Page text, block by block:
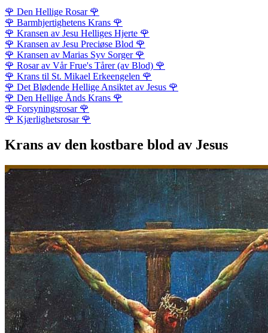
🌹 Den Hellige Rosar 🌹
🌹 Barmhjertighetens Krans 🌹
🌹 Kransen av Jesu Helliges Hjerte 🌹
🌹 Kransen av Jesu Preciøse Blod 🌹
🌹 Kransen av Marias Syv Sorger 🌹
🌹 Rosar av Vår Frue's Tårer (av Blod) 🌹
🌹 Krans til St. Mikael Erkeengelen 🌹
🌹 Det Blødende Hellige Ansiktet av Jesus 🌹
🌹 Den Hellige Ånds Krans 🌹
🌹 Forsyningsrosar 🌹
🌹 Kjærlighetsrosar 🌹
Krans av den kostbare blod av Jesus